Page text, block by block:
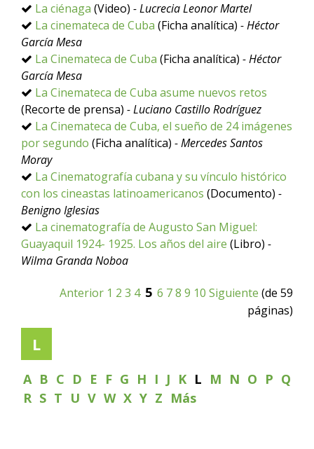
La ciénaga (Video) - Lucrecia Leonor Martel
La cinemateca de Cuba (Ficha analítica) - Héctor
García Mesa
La Cinemateca de Cuba (Ficha analítica) - Héctor
García Mesa
La Cinemateca de Cuba asume nuevos retos
(Recorte de prensa) - Luciano Castillo Rodríguez
La Cinemateca de Cuba, el sueño de 24 imágenes
por segundo (Ficha analítica) - Mercedes Santos
Moray
La Cinematografía cubana y su vínculo histórico
con los cineastas latinoamericanos (Documento) -
Benigno Iglesias
La cinematografía de Augusto San Miguel:
Guayaquil 1924- 1925. Los años del aire (Libro) -
Wilma Granda Noboa
Anterior 1 2 3 4 5 6 78 9 10 Siguiente (de 59
páginas)
L
A B C D E F G H I J K L M N O P Q
R S T U V W X Y Z Más